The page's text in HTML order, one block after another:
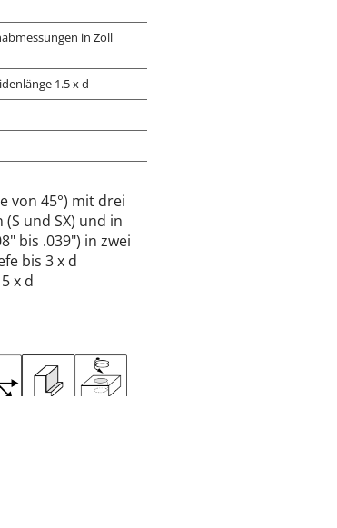
in Zoll
1.5 x d
von 45°) mit drei
und SX) und in
bis .039") in zwei
bis 3 x d
x d